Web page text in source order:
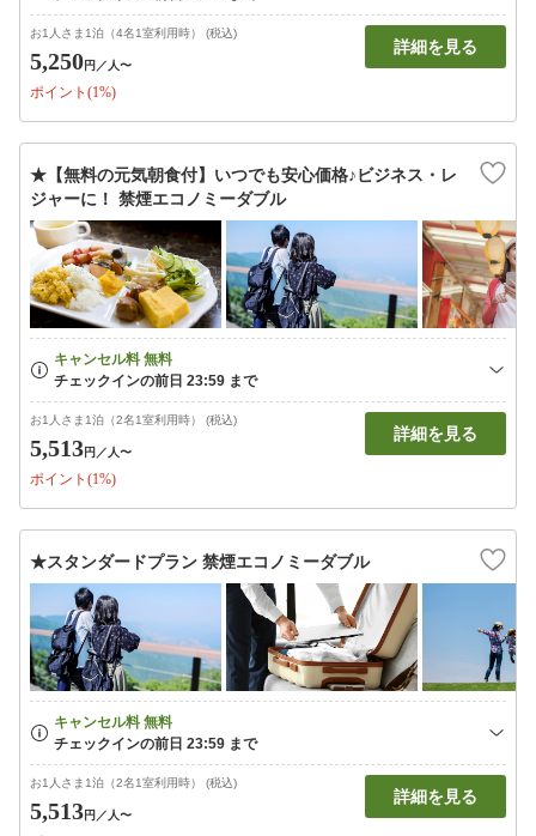
お1人さま1泊（4名1室利用時） (税込)
5,250円 ／人〜
ポイント(1%)
詳細を見る
★【無料の元気朝食付】いつでも安心価格♪ビジネス・レ
ジャーに！ 禁煙エコノミーダブル
お1人さま1泊（2名1室利用時） (税込)
5,513円 ／人〜
ポイント(1%)
詳細を見る
★スタンダードプラン 禁煙エコノミーダブル
お1人さま1泊（2名1室利用時） (税込)
5,513円 ／人〜
詳細を見る